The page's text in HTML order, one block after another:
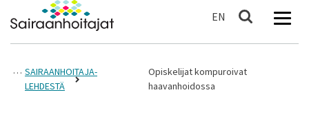
Etusivulle
EN In English
Haku
SAIRAANHOITAJA-
LEHDESTÄ
Opiskelijat kompuroivat
haavanhoidossa